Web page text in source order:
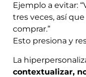
Ejemplo a evitar:
tres veces, así
comprar.”
Esto presiona y
La
contextualizar,